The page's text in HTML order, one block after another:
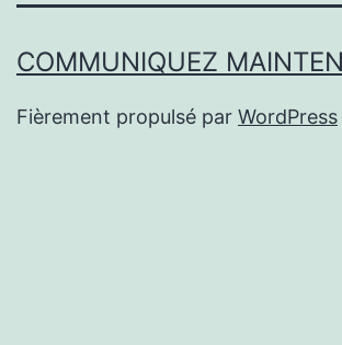
COMMUNIQUEZ
Fièrement propulsé par WordPress